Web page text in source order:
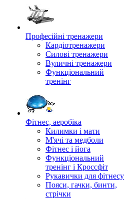
Професійні тренажери
Кардіотренажери
Силові тренажери
Вуличні тренажери
Функціональний
тренінг
Фітнес, аеробіка
Килимки і мати
М'ячі та медболи
Фітнес і йога
Функціональний
тренінг і Кроссфіт
Рукавички для фітнесу
Пояси, гачки, бинти,
стрічки